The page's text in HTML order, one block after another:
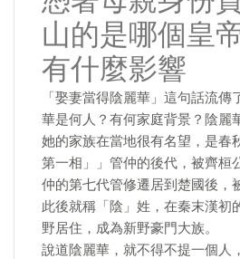
山的是哪個皇
有什麼影響
「娶妻當得陰麗華」這句話流
華是何人？有何家庭背景？陰麗
她的家族在當地很有名望，是春
第一相」」管仲的後代，被齊桓
仲的第七代管修遷居到楚國後，
此後就稱「陰」姓，在秦末漢初
野居住，成為新野豪門大族。
說道陰麗華，就不得不提一個人